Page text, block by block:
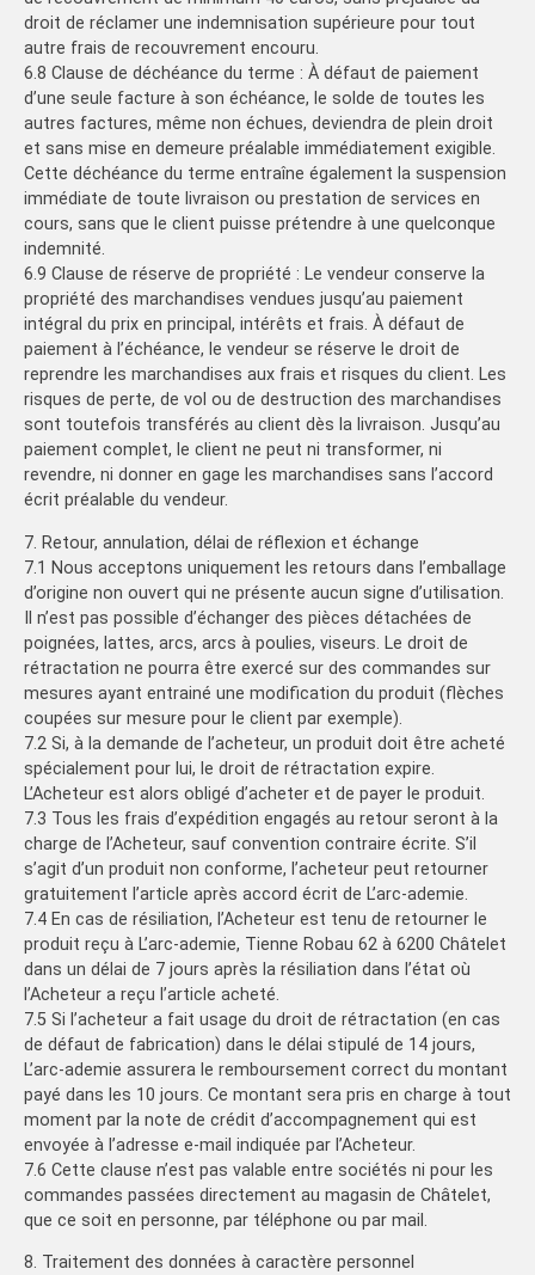
droit de réclamer une indemnisation supérieure pour tout
autre frais de recouvrement encouru.
6.8 Clause de déchéance du terme : À défaut de paiement
d’une seule facture à son échéance, le solde de toutes les
autres factures, même non échues, deviendra de plein droit
et sans mise en demeure préalable immédiatement exigible.
Cette déchéance du terme entraîne également la suspension
immédiate de toute livraison ou prestation de services en
cours, sans que le client puisse prétendre à une quelconque
indemnité.
6.9 Clause de réserve de propriété : Le vendeur conserve la
propriété des marchandises vendues jusqu’au paiement
intégral du prix en principal, intérêts et frais. À défaut de
paiement à l’échéance, le vendeur se réserve le droit de
reprendre les marchandises aux frais et risques du client. Les
risques de perte, de vol ou de destruction des marchandises
sont toutefois transférés au client dès la livraison. Jusqu’au
paiement complet, le client ne peut ni transformer, ni
revendre, ni donner en gage les marchandises sans l’accord
écrit préalable du vendeur.
7. Retour, annulation, délai de réflexion et échange
7.1 Nous acceptons uniquement les retours dans l’emballage
d’origine non ouvert qui ne présente aucun signe d’utilisation.
Il n’est pas possible d’échanger des pièces détachées de
poignées, lattes, arcs, arcs à poulies, viseurs. Le droit de
rétractation ne pourra être exercé sur des commandes sur
mesures ayant entrainé une modification du produit (flèches
coupées sur mesure pour le client par exemple).
7.2 Si, à la demande de l’acheteur, un produit doit être acheté
spécialement pour lui, le droit de rétractation expire.
L’Acheteur est alors obligé d’acheter et de payer le produit.
7.3 Tous les frais d’expédition engagés au retour seront à la
charge de l’Acheteur, sauf convention contraire écrite. S’il
s’agit d’un produit non conforme, l’acheteur peut retourner
gratuitement l’article après accord écrit de L’arc-ademie.
7.4 En cas de résiliation, l’Acheteur est tenu de retourner le
produit reçu à L’arc-ademie, Tienne Robau 62 à 6200 Châtelet
dans un délai de 7 jours après la résiliation dans l’état où
l’Acheteur a reçu l’article acheté.
7.5 Si l’acheteur a fait usage du droit de rétractation (en cas
de défaut de fabrication) dans le délai stipulé de 14 jours,
L’arc-ademie assurera le remboursement correct du montant
payé dans les 10 jours. Ce montant sera pris en charge à tout
moment par la note de crédit d’accompagnement qui est
envoyée à l’adresse e-mail indiquée par l’Acheteur.
7.6 Cette clause n’est pas valable entre sociétés ni pour les
commandes passées directement au magasin de Châtelet,
que ce soit en personne, par téléphone ou par mail.
8. Traitement des données à caractère personnel